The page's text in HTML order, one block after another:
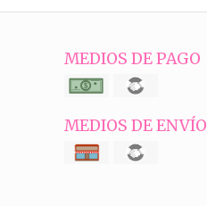
MEDIOS DE PAGO
MEDIOS DE ENVÍO